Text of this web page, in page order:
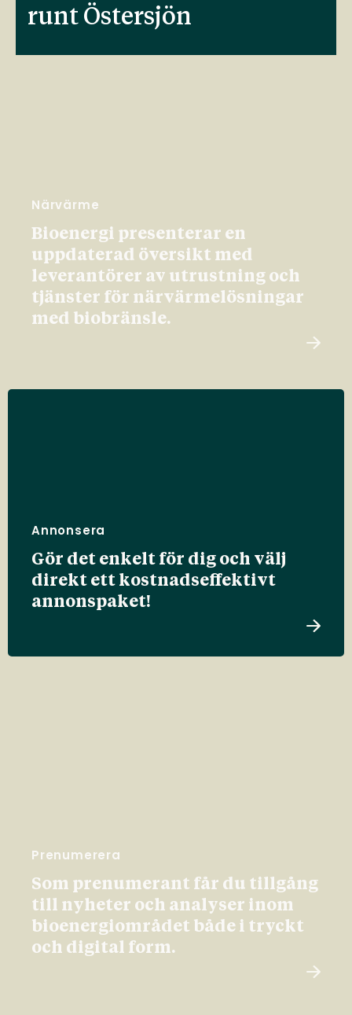
runt Östersjön
Närvärme
Bioenergi presenterar en
uppdaterad översikt med
leverantörer av utrustning och
tjänster för närvärmelösningar
med biobränsle.
Annonsera
Gör det enkelt för dig och välj
direkt ett kostnadseffektivt
annonspaket!
Prenumerera
Som prenumerant får du tillgång
till nyheter och analyser inom
bioenergiområdet både i tryckt
och digital form.